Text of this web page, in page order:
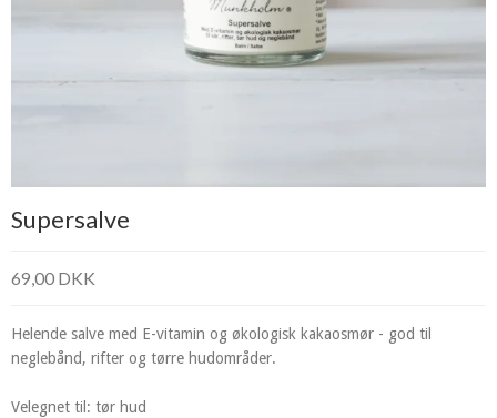
Supersalve
69,00 DKK
Helende salve med E-vitamin og økologisk kakaosmør - god til
neglebånd, rifter og tørre hudområder.
Velegnet til: tør hud